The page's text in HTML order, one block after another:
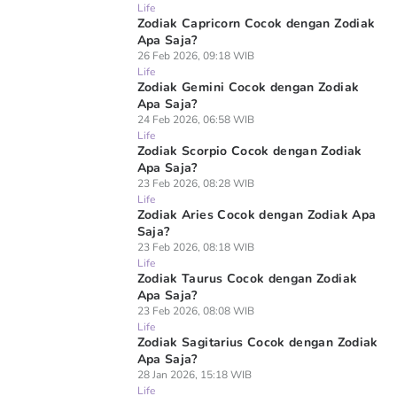
Life
Zodiak Capricorn Cocok dengan Zodiak
Apa Saja?
26 Feb 2026, 09:18 WIB
Life
Zodiak Gemini Cocok dengan Zodiak
Apa Saja?
24 Feb 2026, 06:58 WIB
Life
Zodiak Scorpio Cocok dengan Zodiak
Apa Saja?
23 Feb 2026, 08:28 WIB
Life
Zodiak Aries Cocok dengan Zodiak Apa
Saja?
23 Feb 2026, 08:18 WIB
Life
Zodiak Taurus Cocok dengan Zodiak
Apa Saja?
23 Feb 2026, 08:08 WIB
Life
Zodiak Sagitarius Cocok dengan Zodiak
Apa Saja?
28 Jan 2026, 15:18 WIB
Life